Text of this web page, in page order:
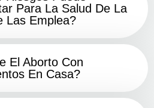
Para La Salud De La
Las Emplea?
El Aborto Con
En Casa?